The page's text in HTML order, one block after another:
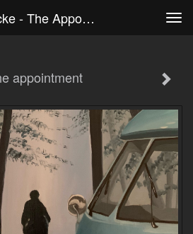
Frank Vanden Broucke - The Appointment
appointment